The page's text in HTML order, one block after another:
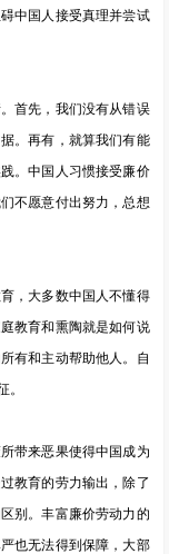
中国人接受真理并尝试
首先，我们没有从错误
。再有，就算我们有能
。中国人习惯接受廉价
不愿意付出努力，总想
，大多数中国人不懂得
教育和熏陶就是如何说
有和主动帮助他人。自
。
带来恶果使得中国成为
教育的劳力输出，除了
别。丰富廉价劳动力的
也无法得到保障，大部